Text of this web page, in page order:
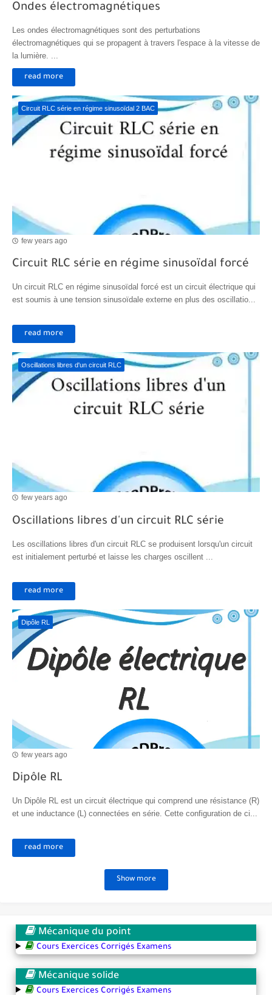
Ondes électromagnétiques
Les ondes électromagnétiques sont des perturbations
électromagnétiques qui se propagent à travers l'espace à la vitesse de
la lumière. ...
read more
Circuit RLC série en régime sinusoïdal 2 BAC
few years ago
Circuit RLC série en régime sinusoïdal forcé
Un circuit RLC en régime sinusoïdal forcé est un circuit électrique qui
est soumis à une tension sinusoïdale externe en plus des oscillatio...
read more
Oscillations libres d'un circuit RLC
few years ago
Oscillations libres d'un circuit RLC série
Les oscillations libres d'un circuit RLC se produisent lorsqu'un circuit
est initialement perturbé et laisse les charges oscillent ...
read more
Dipôle RL
few years ago
Dipôle RL
Un Dipôle RL est un circuit électrique qui comprend une résistance (R)
et une inductance (L) connectées en série. Cette configuration de ci...
read more
Show more
Mécanique du point
Cours Exercices Corrigés Examens
Mécanique solide
Cours Exercices Corrigés Examens